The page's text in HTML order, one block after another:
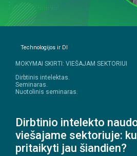
Technologijos ir DI
MOKYMAI SKIRTI: VIEŠAJAM SEKTORIUI
Dirbtinis intelektas.
Seminaras.
Nuotolinis seminaras.
Dirbtinio intelekto
viešajame sektoriuje:
pritaikyti jau šiandien?